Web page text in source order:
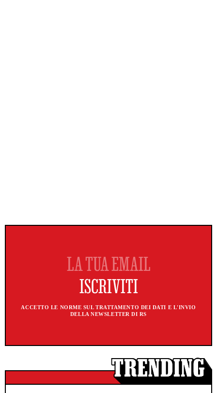
ACCETTO LE NORME SUL TRATTAMENTO DEI DATI E L'INVIO
DELLA NEWSLETTER DI RS